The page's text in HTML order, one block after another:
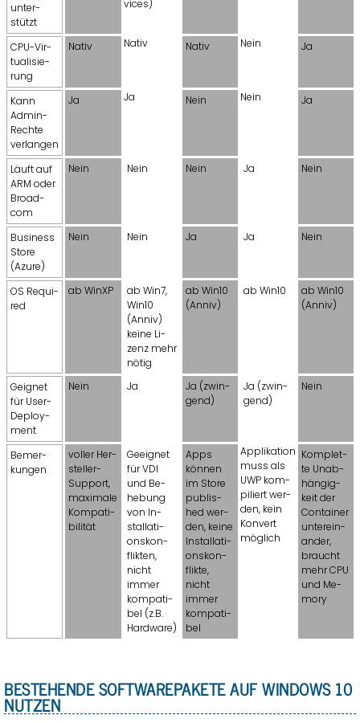
un­ter­
stützt
vices)
CPU-Vir­
tua­li­sie­
rung
Nativ Nativ Nativ Nein Ja
Kann
Admin-
Rech­te
ver­lan­gen
Ja Ja Nein Nein Ja
Läuft auf
ARM oder
Broad­
com
Nein Nein Nein Ja Nein
Busi­ness
Store
(Azure)
Nein Nein Ja Ja Nein
OS Re­qui­
red
ab WinXP
ab Win7,
Win10
(Anniv)
keine Li­
zenz mehr
nötig
ab Win10
(Anniv)
ab Win10
ab Win10
(Anniv)
Geig­net
für User-
De­ploy­
ment
Nein Ja
Ja (zwin­
gend)
Ja (zwin­
gend)
Nein
Be­mer­
kun­gen
vol­ler Her­
stel­ler-
Sup­port,
ma­xi­ma­le
Kom­pa­ti­
bi­li­tät
Ge­eig­net
für VDI
und Be­
he­bung
von In­
stal­la­ti­
ons­kon­
flik­ten,
nicht
immer
kom­pa­ti­
bel (z.B.
Hard­ware)
Apps
kön­nen
im Store
pu­blis­
hed wer­
den, keine
In­stal­la­ti­
ons­kon­
flik­te,
nicht
immer
kom­pa­ti­
bel
Ap­pli­ka­ti­on
muss als
UWP kom­
pi­liert wer­
den, kein
Kon­vert
mög­lich
Kom­plet­
te Un­ab­
hän­gig­
keit der
Con­tai­ner
un­ter­ein­
an­der,
braucht
mehr CPU
und Me­
mo­ry
BE­STEHEN­DE SOFT­WARE­PA­KE­TE AUF WIN­DOWS 10
NUT­ZEN